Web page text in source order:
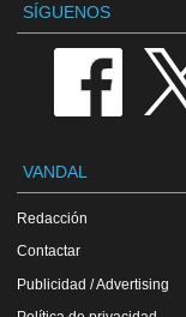
SÍGUENOS
VANDAL
Redacción
Contactar
Publicidad / Advertising